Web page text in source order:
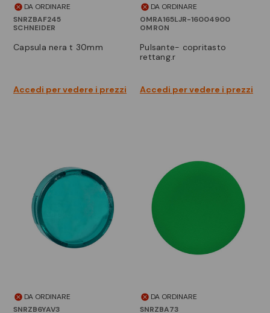
DA ORDINARE
SNRZBAF245
SCHNEIDER
capsula nera t 30mm
Accedi per vedere i prezzi
DA ORDINARE
OMRA165LJR-16004900
OMRON
pulsante- copritasto
rettang.r
Accedi per vedere i prezzi
DA ORDINARE
SNRZB6YAV3
DA ORDINARE
SNRZBA73